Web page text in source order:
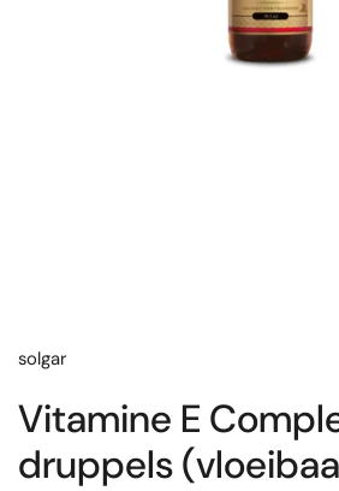
solgar
Vitamine E
druppels